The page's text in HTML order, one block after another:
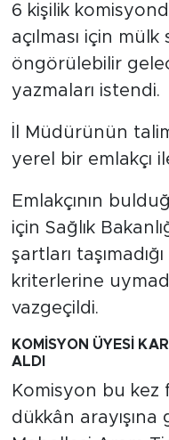
6 kişilik
açılması için mülk
öngörülebilir
yazmaları istendi.
İl Müdürünün
yerel bir emlakçı
Emlakçının
için Sağlık
şartları
kriterlerine
vazgeçildi.
KOMİSYON ÜYESİ
ALDI
Komisyon bu kez
dükkân arayışına
SİYASET
MEDYA KÖŞESİ
VİDEOLAR
ALINTI
SOSYAL MEDYA